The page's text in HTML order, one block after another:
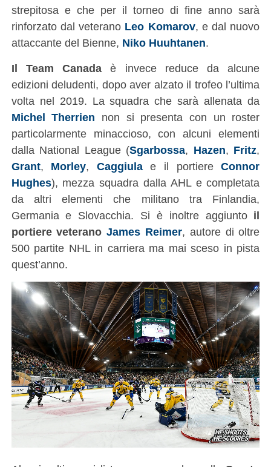
strepitosa e che per il torneo di fine anno sarà
rinforzato dal veterano Leo Komarov, e dal nuovo
attaccante del Bienne, Niko Huuhtanen.
Il Team Canada è invece reduce da alcune
edizioni deludenti, dopo aver alzato il trofeo l’ultima
volta nel 2019. La squadra che sarà allenata da
Michel Therrien non si presenta con un roster
particolarmente minaccioso, con alcuni elementi
dalla National League (Sgarbossa, Hazen, Fritz,
Grant, Morley, Caggiulae il portiereConnor
Hughes), mezza squadra dalla AHL e completata
da altri elementi che militano tra Finlandia,
Germania e Slovacchia. Si è inoltre aggiunto il
portiere veteranoJames Reimer, autore di oltre
500 partite NHL in carriera ma mai sceso in pista
quest’anno.